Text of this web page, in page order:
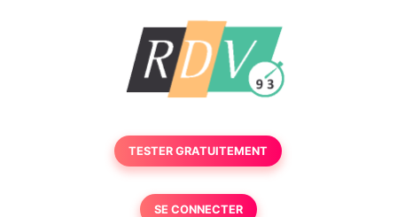
TESTER GRATUITEMENT
SE CONNECTER